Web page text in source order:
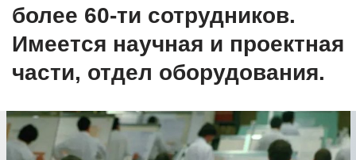
более 60-ти сотрудников.
Имеется научная и проектная
части, отдел оборудования.